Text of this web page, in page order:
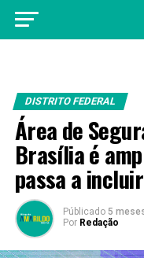
DISTRITO FEDERAL
Área de
Brasília é
passa a
Públicado 5
Por Redação